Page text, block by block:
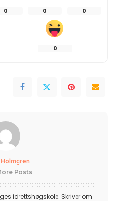
0 0 0
0
Posts
idrettshøgskole. Skriver om